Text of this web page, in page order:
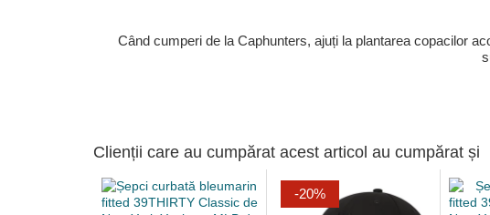
Când cumperi de la Caphunters, ajuți la plantarea copacilor
Clienții care au cumpărat acest articol au cumpărat și
-20%